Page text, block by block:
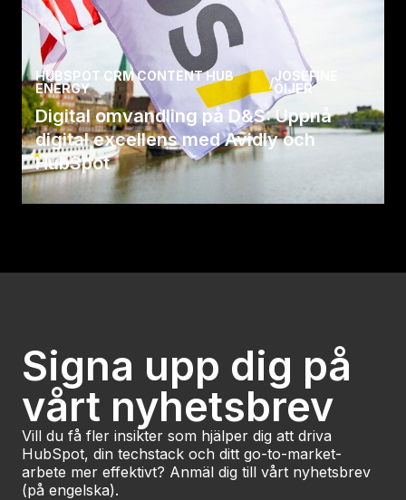
HUBSPOT CRM CONTENT HUB
ENERGY
/JOSEFINE
ÖIJER
Digital omvandling på D&S: Uppnå
digital excellens med Avidly och
HubSpot
Signa upp dig på
vårt nyhetsbrev
Vill du få fler insikter som hjälper dig att driva
HubSpot, din techstack och ditt go-to-market-
arbete mer effektivt? Anmäl dig till vårt nyhetsbrev
(på engelska).